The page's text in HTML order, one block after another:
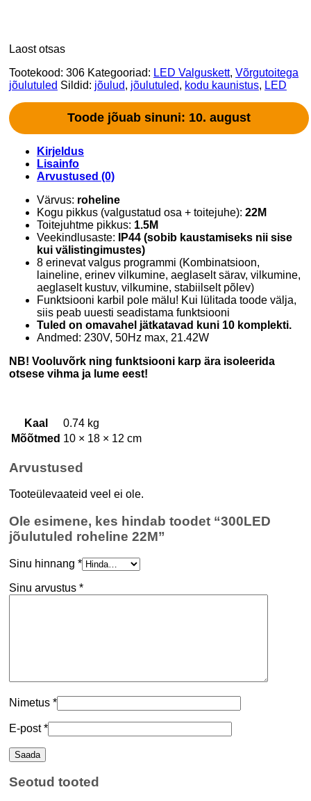
Laost otsas
Tootekood: 306 Kategooriad: LED Valguskett, Võrgutoitega
jõulutuled Sildid: jõulud, jõulutuled, kodu kaunistus, LED
Toode jõuab sinuni: 10. august
Kirjeldus
Lisainfo
Arvustused (0)
Värvus: roheline
Kogu pikkus (valgustatud osa + toitejuhe): 22M
Toitejuhtme pikkus: 1.5M
Veekindlusaste:
IP44 (sobib kaustamiseks nii sise
kui välistingimustes)
8 erinevat valgus programmi (Kombinatsioon,
laineline, erinev vilkumine, aeglaselt särav, vilkumine,
aeglaselt kustuv, vilkumine, stabiilselt põlev)
Funktsiooni karbil pole mälu! Kui lülitada toode välja,
siis peab uuesti seadistama funktsiooni
Tuled on omavahel jätkatavad kuni 10 komplekti.
Andmed: 230V, 50Hz max, 21.42W
NB! Vooluvõrk ning funktsiooni karp ära isoleerida
otsese vihma ja lume eest!
Kaal
0.74 kg
Mõõtmed 10 × 18 × 12 cm
Arvustused
Tooteülevaateid veel ei ole.
Ole esimene, kes hindab toodet “300LED
jõulutuled roheline 22M”
Sinu hinnang *
Sinu arvustus *
Nimetus *
E-post*
Seotud tooted